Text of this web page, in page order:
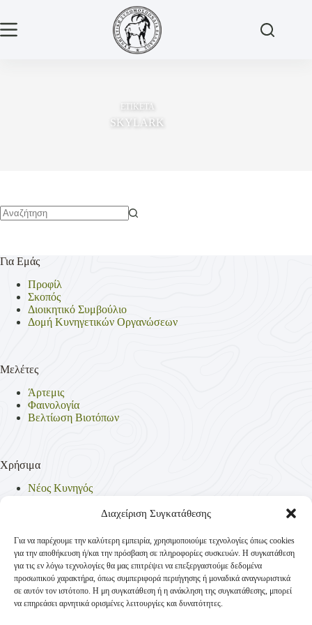
Διαχείριση Συγκατάθεσης
Για να παρέχουμε την καλύτερη εμπειρία, χρησιμοποιούμε τεχνολογίες όπως cookies
για την αποθήκευση ή/και την πρόσβαση σε πληροφορίες συσκευών. Η συγκατάθεση
για τις εν λόγω τεχνολογίες θα μας επιτρέψει να επεξεργαστούμε δεδομένα
προσωπικού χαρακτήρα, όπως συμπεριφορά περιήγησης ή μοναδικά αναγνωριστικά
σε αυτόν τον ιστότοπο. Η μη συγκατάθεση ή η ανάκληση της συγκατάθεσης, μπορεί
να επηρεάσει αρνητικά ορισμένες λειτουργίες και δυνατότητες.
περιεχόμενο
ΕΤΙΚΕΤΑ
SKYLARK
Για Εμάς
Προφίλ
Σκοπός
Διοικητικό Συμβούλιο
Δομή Κυνηγετικών Οργανώσεων
Μελέτες
Άρτεμις
Φαινολογία
Βελτίωση Βιοτόπων
Χρήσιμα
Νέος Κυνηγός
Νομοθεσία
Πολιτική Απορρήτου
Πολιτική Cookies (ΕΕ)
Επικοινωνία